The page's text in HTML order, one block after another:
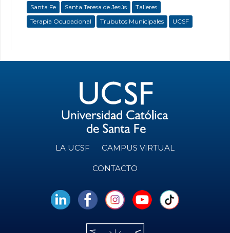
Santa Fe
Santa Teresa de Jesús
Talleres
Terapia Ocupacional
Trubutos Municipales UCSF
LA UCSF CAMPUS VIRTUAL
CONTACTO